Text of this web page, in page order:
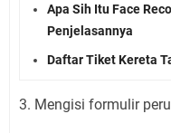
Apa Sih Itu Face
Penjelasannya
Daftar Tiket Kereta
3. Mengisi formulir